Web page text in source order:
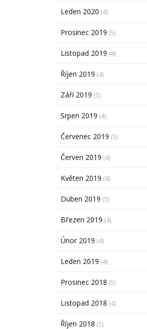
Leden 2020 (4)
Prosinec 2019 (5)
Listopad 2019 (4)
Říjen 2019 (4)
Září 2019 (5)
Srpen 2019 (4)
Červenec 2019 (5)
Červen 2019 (4)
Květen 2019 (4)
Duben 2019 (5)
Březen 2019 (4)
Únor 2019 (4)
Leden 2019 (4)
Prosinec 2018 (5)
Listopad 2018 (4)
Říjen 2018 (5)